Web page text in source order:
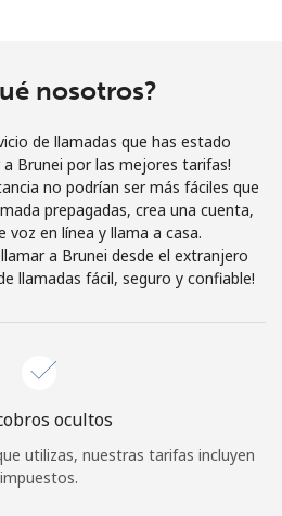
Únete
¡Hola!
oREGÍSTRATE →
¿Olvidaste tu contraseña? →
nosotros?
de llamadas que has estado
Brunei por las mejores tarifas!
no podrían ser más fáciles que
prepagadas, crea una cuenta,
voz en línea y llama a casa.
a Brunei desde el extranjero
llamadas fácil, seguro y confiable!
ocultos
utilizas, nuestras tarifas incluyen
impuestos.